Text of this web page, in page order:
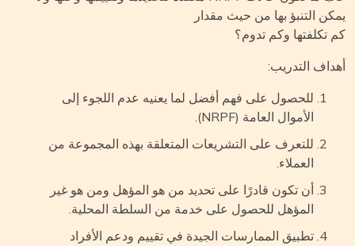
التنبؤ بها من حيث مقدار
تكلفتها وكم تدوم؟
التدريب:
للحصول على فهم أفضل لما يعنيه عدم اللجوء إلى
الأموال العامة (NRPF).
للتعرف على التشريعات المتعلقة بهذه المجموعة من
العملاء.
أن تكون قادرًا على تحديد من هو المؤهل ومن هو غير
المؤهل للحصول على خدمة من السلطة المحلية.
تطبيق الممارسات الجيدة في تقييم ودعم الأفراد